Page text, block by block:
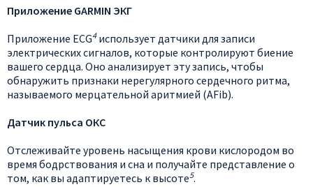
Приложение GARMIN ЭКГ
Приложение ECG4использует датчики для записи
электрических сигналов, которые контролируют биение
вашего сердца. Оно анализирует эту запись, чтобы
обнаружить признаки нерегулярного сердечного ритма,
называемого мерцательной аритмией (AFib).
Датчик пульса ОКС
Отслеживайте уровень насыщения крови кислородом во
время бодрствования и сна и получайте представление о
том, как вы адаптируетесь к высоте5.